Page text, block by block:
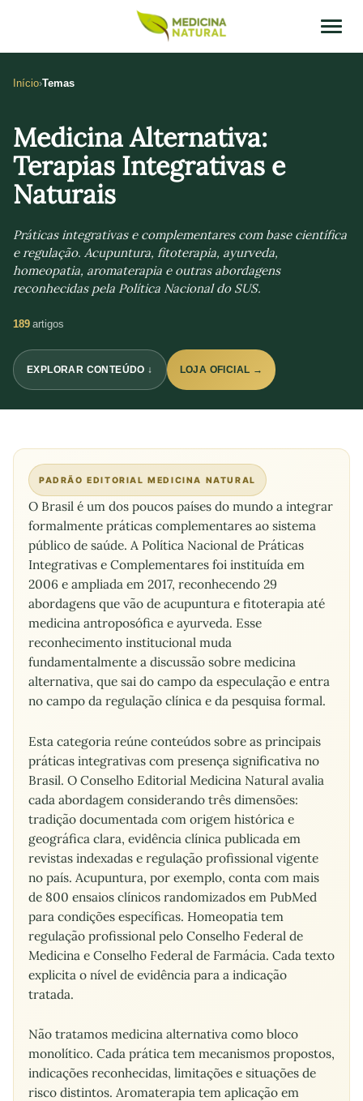
Início Temas
Medicina Alternativa:
Terapias Integrativas e
Naturais
Práticas integrativas e complementares com base científica
e regulação. Acupuntura, fitoterapia, ayurveda,
homeopatia, aromaterapia e outras abordagens
reconhecidas pela Política Nacional do SUS.
189artigos
EXPLORAR CONTEÚDO ↓ LOJA OFICIAL →
PADRÃO EDITORIAL MEDICINA NATURAL
O Brasil é um dos poucos países do mundo a integrar
formalmente práticas complementares ao sistema
público de saúde. A Política Nacional de Práticas
Integrativas e Complementares foi instituída em
2006 e ampliada em 2017, reconhecendo 29
abordagens que vão de acupuntura e fitoterapia até
medicina antroposófica e ayurveda. Esse
reconhecimento institucional muda
fundamentalmente a discussão sobre medicina
alternativa, que sai do campo da especulação e entra
no campo da regulação clínica e da pesquisa formal.
Esta categoria reúne conteúdos sobre as principais
práticas integrativas com presença significativa no
Brasil. O Conselho Editorial Medicina Natural avalia
cada abordagem considerando três dimensões:
tradição documentada com origem histórica e
geográfica clara, evidência clínica publicada em
revistas indexadas e regulação profissional vigente
no país. Acupuntura, por exemplo, conta com mais
de 800 ensaios clínicos randomizados em PubMed
para condições específicas. Homeopatia tem
regulação profissional pelo Conselho Federal de
Medicina e Conselho Federal de Farmácia. Cada texto
explicita o nível de evidência para a indicação
tratada.
Não tratamos medicina alternativa como bloco
monolítico. Cada prática tem mecanismos propostos,
indicações reconhecidas, limitações e situações de
risco distintos. Aromaterapia tem aplicação em